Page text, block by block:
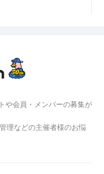
や会員・メンバーの募集が
理などの主催者様のお悩